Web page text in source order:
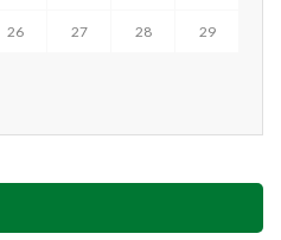
26 27 28 29